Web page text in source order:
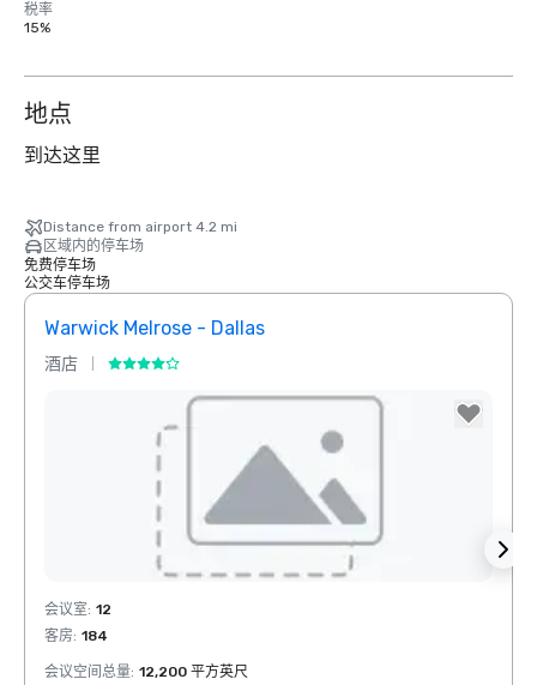
税率
15%
地点
到达这里
Distance from airport 4.2 mi
区域内的停车场
免费停车场
公交车停车场
Warwick Melrose - Dallas
酒店
Removed from favorites
会议室: 12
客房: 184
会议空间总量: 12,200 平方英尺